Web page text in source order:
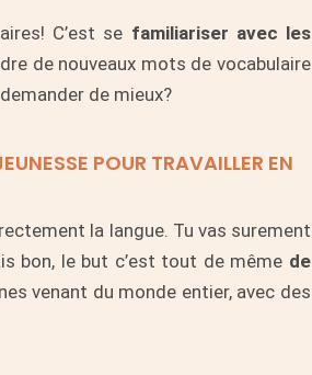
C’est se familiariser avec les
de nouveaux mots de vocabulaire
de mieux?
POUR TRAVAILLER EN
la langue. Tu vas surement
bon, le but c’est tout de même de
venant du monde entier, avec des